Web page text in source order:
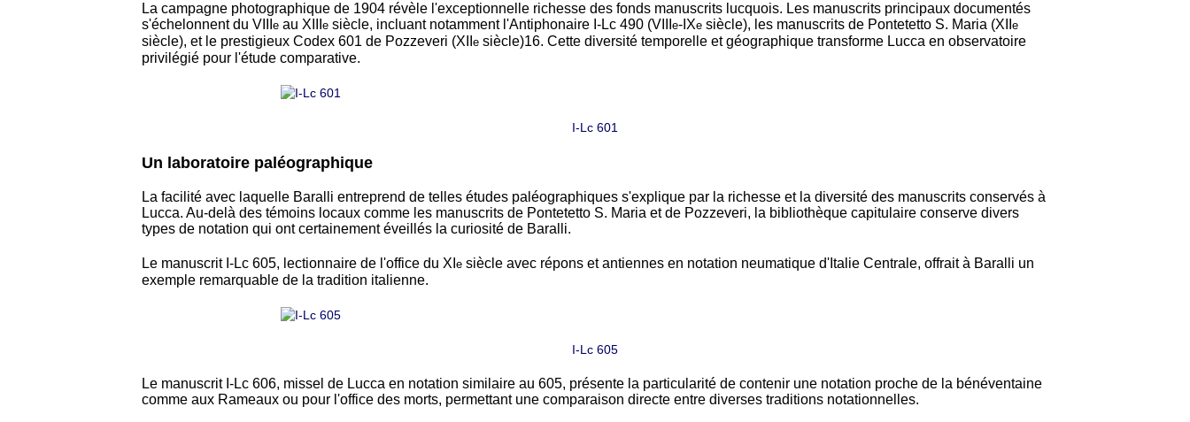
La campagne photographique de 1904 révèle l'exceptionnelle richesse des fonds manuscrits lucquois. Les manuscrits principaux documentés
s'échelonnent du VIII e au XIII e siècle, incluant notamment l'Antiphonaire I-Lc 490 (VIII e-IXe siècle), les manuscrits de Pontetetto S. Maria (XII e
siècle), et le prestigieux Codex 601 de Pozzeveri (XII e siècle)16. Cette diversité temporelle et géographique transforme Lucca en observatoire
privilégié pour l'étude comparative.
I-Lc 601
Un laboratoire paléographique
La facilité avec laquelle Baralli entreprend de telles études paléographiques s'explique par la richesse et la diversité des manuscrits conservés à
Lucca. Au-delà des témoins locaux comme les manuscrits de Pontetetto S. Maria et de Pozzeveri, la bibliothèque capitulaire conserve divers
types de notation qui ont certainement éveillés la curiosité de Baralli.
Le manuscrit I-Lc 605, lectionnaire de l'office du XI e siècle avec répons et antiennes en notation neumatique d'Italie Centrale, offrait à Baralli un
exemple remarquable de la tradition italienne.
I-Lc 605
Le manuscrit I-Lc 606, missel de Lucca en notation similaire au 605, présente la particularité de contenir une notation proche de la bénéventaine
comme aux Rameaux ou pour l'office des morts, permettant une comparaison directe entre diverses traditions notationnelles.